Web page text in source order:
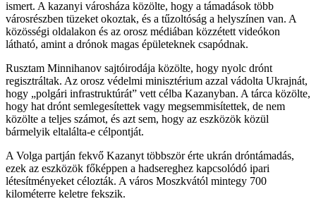
ismert. A kazanyi városháza közölte, hogy a támadások több
városrészben tüzeket okoztak, és a tűzoltóság a helyszínen van. A
közösségi oldalakon és az orosz médiában közzétett videókon
látható, amint a drónok magas épületeknek csapódnak.
Rusztam Minnihanov sajtóirodája közölte, hogy nyolc drónt
regisztráltak. Az orosz védelmi minisztérium azzal vádolta Ukrajnát,
hogy „polgári infrastruktúrát” vett célba Kazanyban. A tárca közölte,
hogy hat drónt semlegesítettek vagy megsemmisítettek, de nem
közölte a teljes számot, és azt sem, hogy az eszközök közül
bármelyik eltalálta-e célpontját.
A Volga partján fekvő Kazanyt többször érte ukrán dróntámadás,
ezek az eszközök főképpen a hadsereghez kapcsolódó ipari
létesítményeket célozták. A város Moszkvától mintegy 700
kilométerre keletre fekszik.